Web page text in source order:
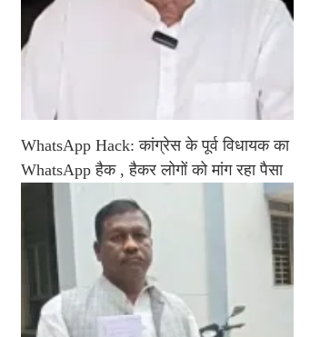
WhatsApp Hack: कांग्रेस के पूर्व विधायक का
WhatsApp हैक , हैकर लोगों को मांग रहा पैसा